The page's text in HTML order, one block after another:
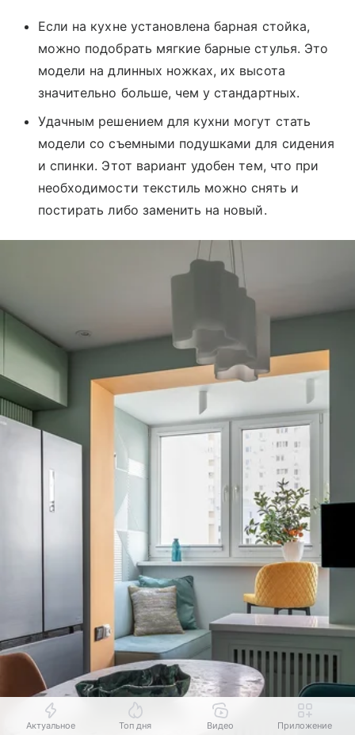
Если на кухне установлена барная стойка,
можно подобрать мягкие барные стулья. Это
модели на длинных ножках, их высота
значительно больше, чем у стандартных.
Удачным решением для кухни могут стать
модели со съемными подушками для сидения
и спинки. Этот вариант удобен тем, что при
необходимости текстиль можно снять и
постирать либо заменить на новый.
Актуальное Топ дня Видео Приложение